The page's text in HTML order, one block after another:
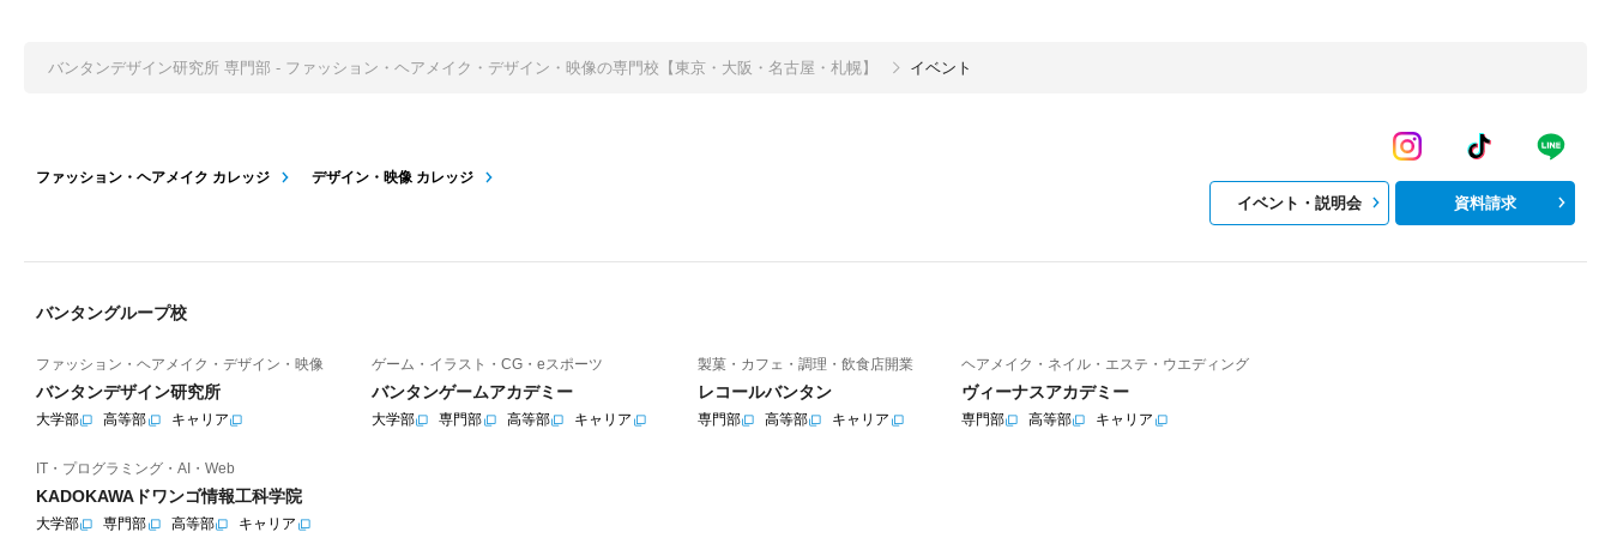
バンタンデザイン研究所 専門部 - ファッション・ヘアメイク・デザイン・映像の専門校【東京・大阪・名古屋・札幌】 イベント
ファッション・ヘアメイク カレッジ デザイン・映像 カレッジ
イベント・説明会 資料請求
バンタングループ校
ファッション・ヘアメイク・デザイン・映像
バンタンデザイン研究所
大学部 高等部 キャリア
ゲーム・イラスト・CG・eスポーツ
バンタンゲームアカデミー
大学部 専門部 高等部 キャリア
製菓・カフェ・調理・飲食店開業
レコールバンタン
専門部 高等部 キャリア
ヘアメイク・ネイル・エステ・ウエディング
ヴィーナスアカデミー
専門部 高等部 キャリア
IT・プログラミング・AI・Web
KADOKAWAドワンゴ情報工科学院
大学部 専門部 高等部 キャリア